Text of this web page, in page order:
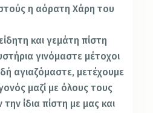
η αόρατη Χάρη του
και γεμάτη πίστη
γινόμαστε μέτοχοι
αγιαζόμαστε, μετέχουμε
μαζί με όλους τους
ίδια πίστη με μας και